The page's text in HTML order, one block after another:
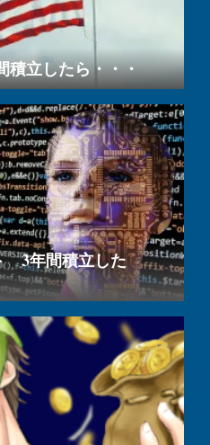
立したら・・・
3年間積立した